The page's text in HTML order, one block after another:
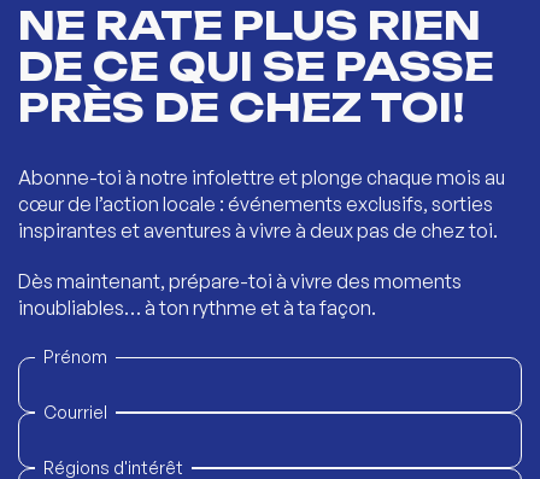
NE RATE PLUS RIEN
DE CE QUI SE PASSE
PRÈS DE CHEZ TOI!
Abonne-toi à notre infolettre et plonge chaque mois au
cœur de l’action locale : événements exclusifs, sorties
inspirantes et aventures à vivre à deux pas de chez toi.
Dès maintenant, prépare-toi à vivre des moments
inoubliables… à ton rythme et à ta façon.
Prénom
Courriel
Régions d'intérêt